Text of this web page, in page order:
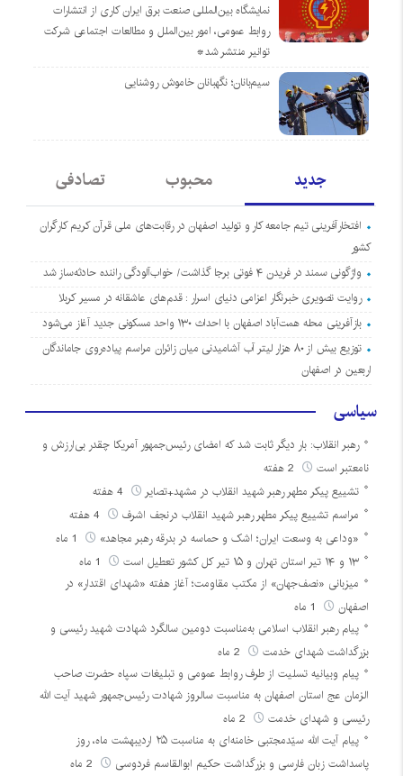
نمایشگاه بین‌المللی صنعت برق ایران کاری از انتشارات
روابط عمومی، امور بین‌الملل و مطالعات اجتماعی شرکت
توانیر منتشر شد*
سیم‌بانان؛ نگهبانان خاموش روشنایی
جدید محبوب تصادفی
افتخارآفرینی تیم جامعه کار و تولید اصفهان در رقابت‌های ملی قرآن کریم کارگران
کشور
واژگونی سمند در فریدن ۴ فوتی برجا گذاشت/ خواب‌آلودگی راننده حادثه‌ساز شد
روایت تصویری خبرنگار اعزامی دنیای اسرار : قدم‌های عاشقانه در مسیر کربلا
بازآفرینی محله همت‌آباد اصفهان با احداث ۱۳۰ واحد مسکونی جدید آغاز می‌شود
توزیع بیش از ۸۰ هزار لیتر آب آشامیدنی میان زائران مراسم پیاده‌روی جاماندگان
اربعین در اصفهان
سیاسی
رهبر انقلاب: بار دیگر ثابت شد که امضای رئیس‌جمهور آمریکا چقدر بی‌ارزش و
نامعتبر است
تشییع پیکر مطهر رهبر شهید انقلاب در مشهد+تصایر
مراسم تشییع پیکر مطهر رهبر شهید انقلاب درنجف اشرف
«وداعی به وسعت ایران؛ اشک و حماسه در بدرقه رهبر مجاهد»
۱۳ و ۱۴ تیر استان تهران و ۱۵ تیر کل کشور تعطیل است
میزبانی «نصف‌جهان» از مکتب مقاومت؛ آغاز هفته «شهدای اقتدار» در
اصفهان
پیام رهبر انقلاب اسلامی به‌مناسبت دومین سالگرد شهادت شهید رئیسی و
بزرگداشت شهدای خدمت
پیام وبیانیه تسلیت از طرف روابط عمومی و تبلیغات سپاه حضرت صاحب
الزمان عج استان اصفهان به مناسبت سالروز شهادت رئیس‌جمهور شهید آیت الله
رئیسی و شهدای خدمت
پیام آیت الله سیّدمجتبی خامنه‌ای به مناسبت ۲۵ اردیبهشت ماه، روز
پاسداشت زبان فارسی و بزرگداشت حکیم ابوالقاسم فردوسی